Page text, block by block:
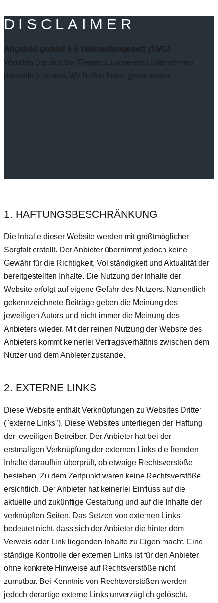
DISCLAIMER
Angaben gemäß § 5 Telemediengesetz (TMG)
Wenden Sie sich bei Fragen zu unserem Unternehmen
persönlich an uns. Wir helfen Ihnen gerne weiter.
1. HAFTUNGSBESCHRÄNKUNG
Die Inhalte dieser Website werden mit größtmöglicher
Sorgfalt erstellt. Der Anbieter übernimmt jedoch keine
Gewähr für die Richtigkeit, Vollständigkeit und Aktualität der
bereitgestellten Inhalte. Die Nutzung der Inhalte der
Website erfolgt auf eigene Gefahr des Nutzers. Namentlich
gekennzeichnete Beiträge geben die Meinung des
jeweiligen Autors und nicht immer die Meinung des
Anbieters wieder. Mit der reinen Nutzung der Website des
Anbieters kommt keinerlei Vertragsverhältnis zwischen dem
Nutzer und dem Anbieter zustande.
2. EXTERNE LINKS
Diese Website enthält Verknüpfungen zu Websites Dritter
("externe Links"). Diese Websites unterliegen der Haftung
der jeweiligen Betreiber. Der Anbieter hat bei der
erstmaligen Verknüpfung der externen Links die fremden
Inhalte daraufhin überprüft, ob etwaige Rechtsverstöße
bestehen. Zu dem Zeitpunkt waren keine Rechtsverstöße
ersichtlich. Der Anbieter hat keinerlei Einfluss auf die
aktuelle und zukünftige Gestaltung und auf die Inhalte der
verknüpften Seiten. Das Setzen von externen Links
bedeutet nicht, dass sich der Anbieter die hinter dem
Verweis oder Link liegenden Inhalte zu Eigen macht. Eine
ständige Kontrolle der externen Links ist für den Anbieter
ohne konkrete Hinweise auf Rechtsverstöße nicht
zumutbar. Bei Kenntnis von Rechtsverstößen werden
jedoch derartige externe Links unverzüglich gelöscht.